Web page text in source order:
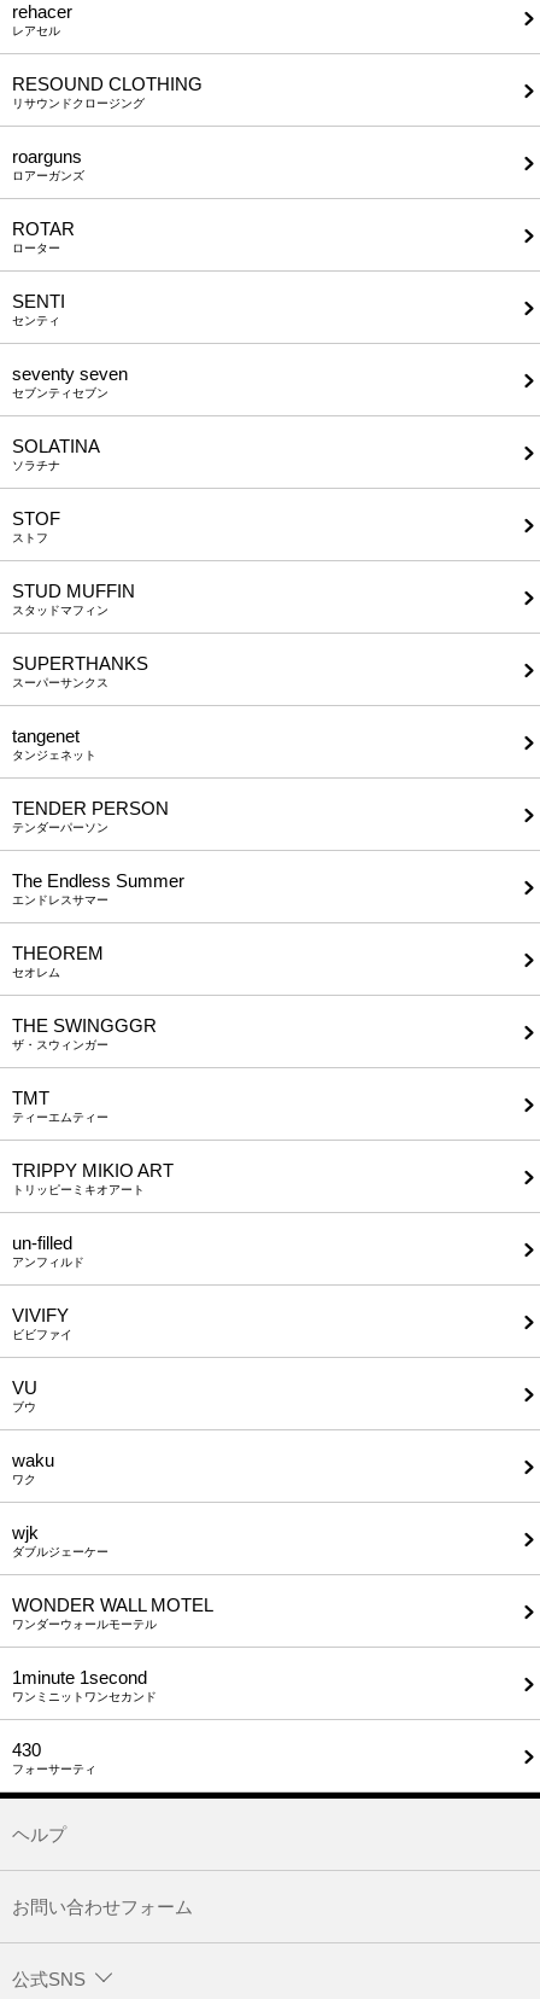
rehacer
レアセル
RESOUND CLOTHING
リサウンドクロージング
roarguns
ロアーガンズ
ROTAR
ローター
SENTI
センティ
seventy seven
セブンティセブン
SOLATINA
ソラチナ
STOF
ストフ
STUD MUFFIN
スタッドマフィン
SUPERTHANKS
スーパーサンクス
tangenet
タンジェネット
TENDER PERSON
テンダーパーソン
The Endless Summer
エンドレスサマー
THEOREM
セオレム
THE SWINGGGR
ザ・スウィンガー
TMT
ティーエムティー
TRIPPY MIKIO ART
トリッピーミキオアート
un-filled
アンフィルド
VIVIFY
ビビファイ
VU
ブウ
waku
ワク
wjk
ダブルジェーケー
WONDER WALL MOTEL
ワンダーウォールモーテル
1minute​ 1second
ワンミニットワンセカンド
430
フォーサーティ
ヘルプ
お問い合わせフォーム
公式SNS